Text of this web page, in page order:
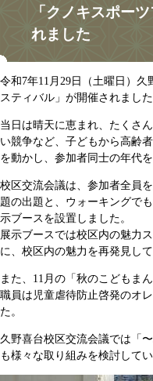
「クノキスポー
れました
令和7年11月29日（土曜日）
スティバル」が開催されました
当日は晴天に恵まれ、たくさ
い競争など、子どもから高齢
を動かし、参加者同士の年代
校区交流会議は、参加者全員
題の出題と、ウォーキングで
示ブースを設置しました。
展示ブースでは校区内の魅力
に、校区内の魅力を再発見し
また、11月の「秋のこどもま
職員は児童虐待防止啓発のオ
た。
久野喜台校区交流会議では「
も様々な取り組みを検討してい